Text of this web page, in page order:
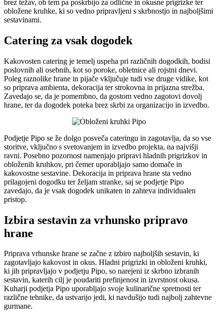
brez težav, ob tem pa poskrbijo za odlične in okusne prigrizke ter
obložene kruhke, ki so vedno pripravljeni s skrbnostjo in najboljšimi
sestavinami.
Catering za vsak dogodek
Kakovosten catering je temelj uspeha pri različnih dogodkih, bodisi
poslovnih ali osebnih, kot so poroke, obletnice ali rojstni dnevi.
Poleg raznolike hrane in pijače vključuje tudi vse druge vidike, kot
so priprava ambienta, dekoracija ter strokovna in prijazna strežba.
Zavedajo se, da je pomembno, da gostom vedno zagotovi dovolj
hrane, ter da dogodek poteka brez skrbi za organizacijo in izvedbo.
Podjetje Pipo se že dolgo posveča cateringu in zagotavlja, da so vse
storitve, vključno s svetovanjem in izvedbo projekta, na najvišji
ravni. Posebno pozornost namenjajo pripravi hladnih prigrizkov in
obloženih kruhkov, pri čemer uporabljajo samo domače in
kakovostne sestavine. Dekoracija in priprava hrane sta vedno
prilagojeni dogodku ter željam stranke, saj se podjetje Pipo
zavedajo, da je vsak dogodek unikaten in zahteva individualen
pristop.
Izbira sestavin za vrhunsko pripravo
hrane
Priprava vrhunske hrane se začne z izbiro najboljših sestavin, ki
zagotavljajo kakovost in okus. Hladni prigrizki in obloženi kruhki,
ki jih pripravljajo v podjetju Pipo, so narejeni iz skrbno izbranih
sestavin, katerih cilj je poudariti prefinjenost in izvrstnost okusa.
Kuharji podjetja Pipo uporabljajo svoje kulinarične spretnosti ter
različne tehnike, da ustvarijo jedi, ki navdušijo tudi najbolj zahtevne
gurmane.